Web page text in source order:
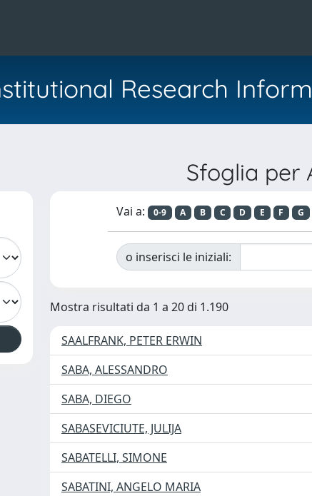
Research
Sfoglia per
Vai a: 0-9 A B C D E F G
o inserisci le iniziali:
Mostra risultati da 1 a 20 di 1.190
SAALFRANK, PETER ERWIN
SABA, ALESSANDRO
SABA, DIEGO
SABASEVICIUTE, JULIJA
SABATELLI, SIMONE
SABATINI, ANGELO MARIA